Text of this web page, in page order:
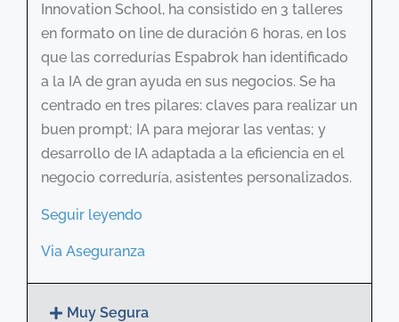
Innovation School, ha consistido en 3 talleres
en formato on line de duración 6 horas, en los
que las corredurías Espabrok han identificado
a la IA de gran ayuda en sus negocios. Se ha
centrado en tres pilares: claves para realizar un
buen prompt; IA para mejorar las ventas; y
desarrollo de IA adaptada a la eficiencia en el
negocio correduría, asistentes personalizados.
Seguir leyendo
Via Aseguranza
Muy Segura